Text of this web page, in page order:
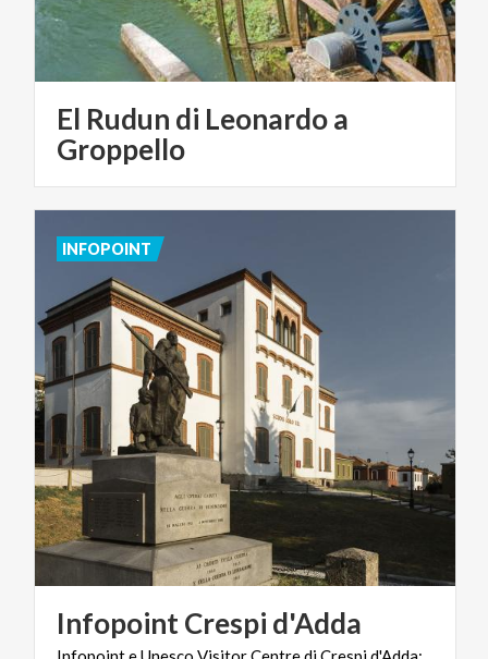
El Rudun di Leonardo a
Groppello
InfopointCrespi d'Adda
INFOPOINT